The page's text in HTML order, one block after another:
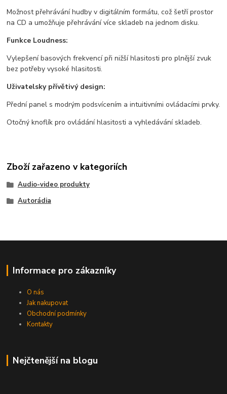
Možnost přehrávání hudby v digitálním formátu, což šetří prostor
na CD a umožňuje přehrávání více skladeb na jednom disku.
Funkce Loudness:
Vylepšení basových frekvencí při nižší hlasitosti pro plnější zvuk
bez potřeby vysoké hlasitosti.
Uživatelsky přívětivý design:
Přední panel s modrým podsvícením a intuitivními ovládacími prvky.
Otočný knoflík pro ovládání hlasitosti a vyhledávání skladeb.
Zboží zařazeno v kategoriích
Audio-video produkty
Autorádia
Informace pro zákazníky
O nás
Jak nakupovat
Obchodní podmínky
Kontakty
Nejčtenější na blogu